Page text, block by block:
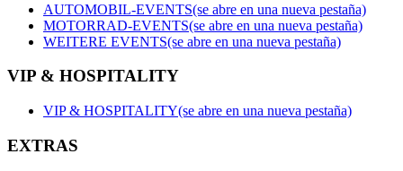
AUTOMOBIL-EVENTS(se abre en una nueva pestaña)
MOTORRAD-EVENTS(se abre en una nueva pestaña)
WEITERE EVENTS(se abre en una nueva pestaña)
VIP & HOSPITALITY
VIP & HOSPITALITY(se abre en una nueva pestaña)
EXTRAS